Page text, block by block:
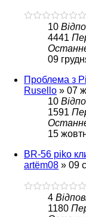
10
4441
09
Проблема з
Rusello » 07
10
1591
15
BR-56 piko
artëm08 » 09
4
1180